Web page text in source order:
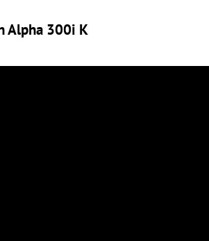
Alpha 300i K